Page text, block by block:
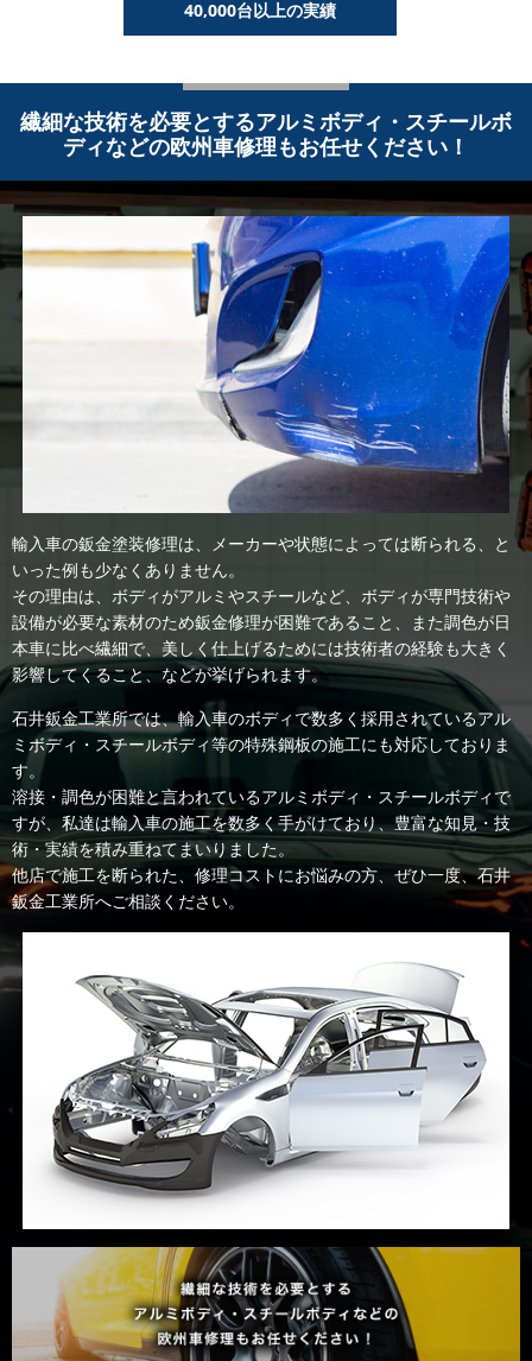
40,000台以上の実績
繊細な技術を必要とするアルミボディ・スチールボ
ディなどの欧州車修理もお任せください！
輸入車の鈑金塗装修理は、メーカーや状態によっては断られる、と
いった例も少なくありません。
その理由は、ボディがアルミやスチールなど、ボディが専門技術や
設備が必要な素材のため鈑金修理が困難であること、また調色が日
本車に比べ繊細で、美しく仕上げるためには技術者の経験も大きく
影響してくること、などが挙げられます。
石井鈑金工業所では、輸入車のボディで数多く採用されているアル
ミボディ・スチールボディ等の特殊鋼板の施工にも対応しておりま
す。
溶接・調色が困難と言われているアルミボディ・スチールボディで
すが、私達は輸入車の施工を数多く手がけており、豊富な知見・技
術・実績を積み重ねてまいりました。
他店で施工を断られた、修理コストにお悩みの方、ぜひ一度、石井
鈑金工業所へご相談ください。